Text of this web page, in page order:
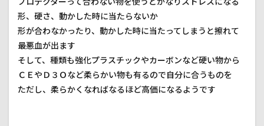
形、硬さ、動かした時に当たらないか
形が合わなかったり、動かした時に当たってしまうと擦れて
最悪血が出ます
そして、種類も強化プラスチックやカーボンなど硬い物から
ＣＥやＤ３Ｏなど柔らかい物も有るので自分に合うものを
ただし、柔らかくなればなるほど高価になるようです